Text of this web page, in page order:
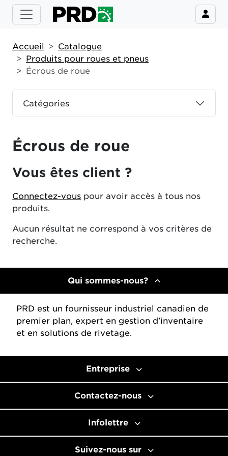
Catégories
Accueil
Catalogue
Produits pour roues et pneus
Écrous de roue
Écrous de roue
Vous êtes client ?
Connectez-vous pour avoir accès à tous nos
produits.
Aucun résultat ne correspond à vos critères de
recherche.
Qui sommes-nous?
PRD est un fournisseur industriel canadien de
premier plan, expert en gestion d'inventaire
et en solutions de rivetage.
Entreprise
Contactez-nous
Infolettre
Suivez-nous sur